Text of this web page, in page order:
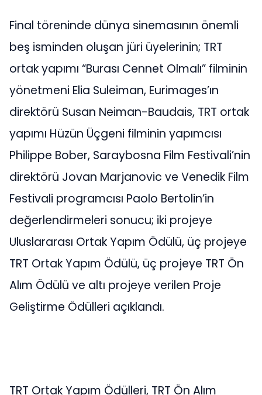
Final töreninde dünya sinemasının önemli
beş isminden oluşan jüri üyelerinin; TRT
ortak yapımı “Burası Cennet Olmalı” filminin
yönetmeni Elia Suleiman, Eurimages’ın
direktörü Susan Neiman-Baudais, TRT ortak
yapımı Hüzün Üçgeni filminin yapımcısı
Philippe Bober, Saraybosna Film Festivali’nin
direktörü Jovan Marjanovic ve Venedik Film
Festivali programcısı Paolo Bertolin’in
değerlendirmeleri sonucu; iki projeye
Uluslararası Ortak Yapım Ödülü, üç projeye
TRT Ortak Yapım Ödülü, üç projeye TRT Ön
Alım Ödülü ve altı projeye verilen Proje
Geliştirme Ödülleri açıklandı.
TRT Ortak Yapım Ödülleri, TRT Ön Alım